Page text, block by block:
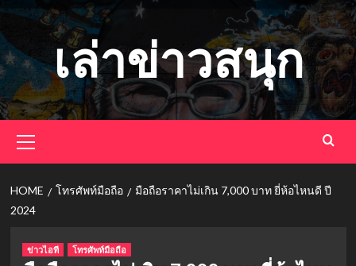
Skip
to
content
เล่าข่าวสนุก
Menu
HOME โทรศัพท์มือถือ
มือถือราคาไม่เกิน 7,000 บาท ยี่ห้อไหนดี ปี
2024
ข่าวไอที โทรศัพท์มือถือ